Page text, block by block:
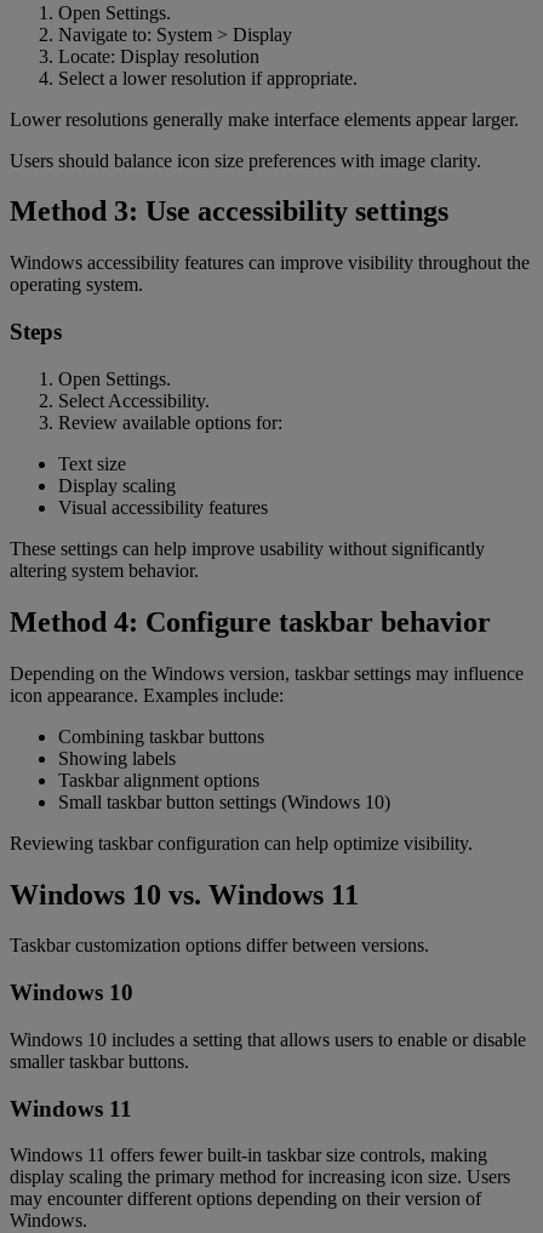
Open Settings.
Navigate to: System > Display
Locate: Display resolution
Select a lower resolution if appropriate.
Lower resolutions generally make interface elements appear larger.
Users should balance icon size preferences with image clarity.
Method 3: Use accessibility settings
Windows accessibility features can improve visibility throughout the
operating system.
Steps
Open Settings.
Select Accessibility.
Review available options for:
Text size
Display scaling
Visual accessibility features
These settings can help improve usability without significantly
altering system behavior.
Method 4: Configure taskbar behavior
Depending on the Windows version, taskbar settings may influence
icon appearance. Examples include:
Combining taskbar buttons
Showing labels
Taskbar alignment options
Small taskbar button settings (Windows 10)
Reviewing taskbar configuration can help optimize visibility.
Windows 10 vs. Windows 11
Taskbar customization options differ between versions.
Windows 10
Windows 10 includes a setting that allows users to enable or disable
smaller taskbar buttons.
Windows 11
Windows 11 offers fewer built-in taskbar size controls, making
display scaling the primary method for increasing icon size. Users
may encounter different options depending on their version of
Windows.